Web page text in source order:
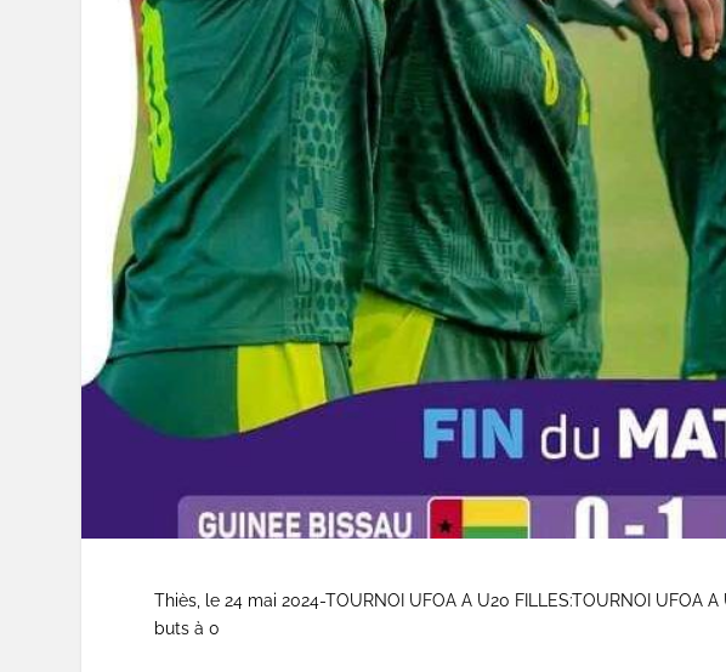
Thiès, le 24 mai 2024-TOURNOI UFOA A U20 FILLES:TOURNOI UFOA
buts à 0